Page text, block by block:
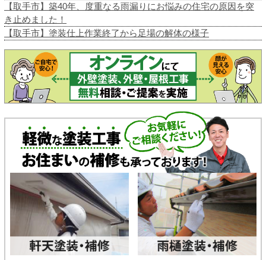
【取手市】築40年、度重なる雨漏りにお悩みの住宅の原因を突
き止めました！
【取手市】塗装仕上作業終了から足場の解体の様子